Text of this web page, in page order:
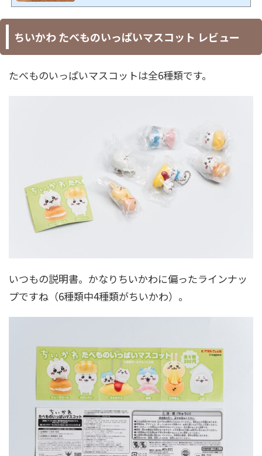
ちいかわ たべものいっぱいマスコット レビュー
たべものいっぱいマスコットは全6種類です。
いつもの説明書。かなりちいかわに偏ったラインナッ
プですね（6種類中4種類がちいかわ）。